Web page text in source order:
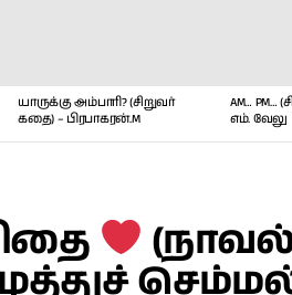
யாருக்கு அம்பாரி? (சிறுவர்
கதை) – பிரபாகரன்.M
AM…
எம். வேலு
(நாவல்